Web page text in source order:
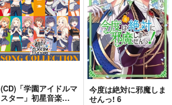
2,672円（税込）
サンプル
作品詳細
351円（税込）
サンプル
作品詳細
(CD)「学園アイドルマ
スター」初星音楽
今度は絶対に邪魔しま
せんっ! 6